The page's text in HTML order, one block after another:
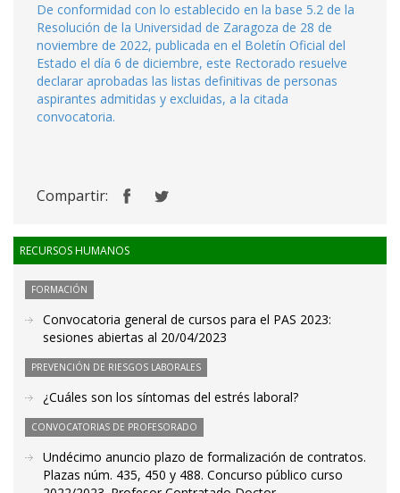
De conformidad con lo establecido en la base 5.2 de la
Resolución de la Universidad de Zaragoza de 28 de
noviembre de 2022, publicada en el Boletín Oficial del
Estado el día 6 de diciembre, este Rectorado resuelve
declarar aprobadas las listas definitivas de personas
aspirantes admitidas y excluidas, a la citada
convocatoria.
Compartir:
RECURSOS HUMANOS
FORMACIÓN
Convocatoria general de cursos para el PAS 2023:
sesiones abiertas al 20/04/2023
PREVENCIÓN DE RIESGOS LABORALES
¿Cuáles son los síntomas del estrés laboral?
CONVOCATORIAS DE PROFESORADO
Undécimo anuncio plazo de formalización de contratos.
Plazas núm. 435, 450 y 488. Concurso público curso